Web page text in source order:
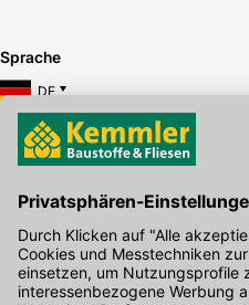
Sprache
DE
Hier gibt's die kostenlose App